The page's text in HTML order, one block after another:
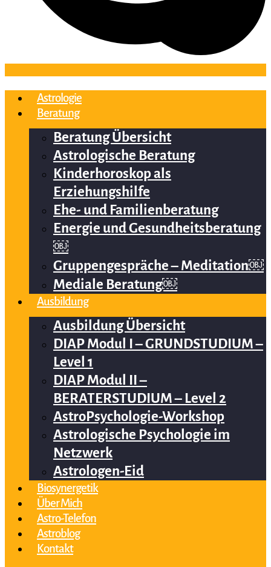
Astrologie
Beratung
Beratung Übersicht
Astrologische Beratung
Kinderhoroskop als
Erziehungshilfe
Ehe- und Familienberatung
Energie und Gesundheitsberatung
￼
Gruppengespräche – Meditation￼
Mediale Beratung￼
Ausbildung
Ausbildung Übersicht
DIAP Modul I – GRUNDSTUDIUM –
Level 1
DIAP Modul II –
BERATERSTUDIUM – Level 2
AstroPsychologie-Workshop
Astrologische Psychologie im
Netzwerk
Astrologen-Eid
Biosynergetik
Über Mich
Astro-Telefon
Astroblog
Kontakt